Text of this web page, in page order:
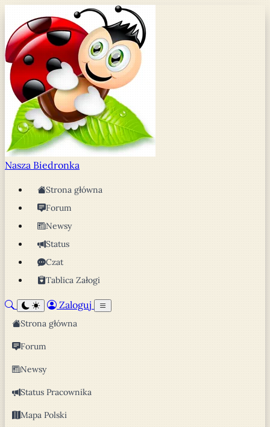
Nasza Biedronka
Strona główna
Forum
Newsy
Status
Czat
Tablica Załogi
Zaloguj
Strona główna
Forum
Newsy
Status Pracownika
Mapa Polski